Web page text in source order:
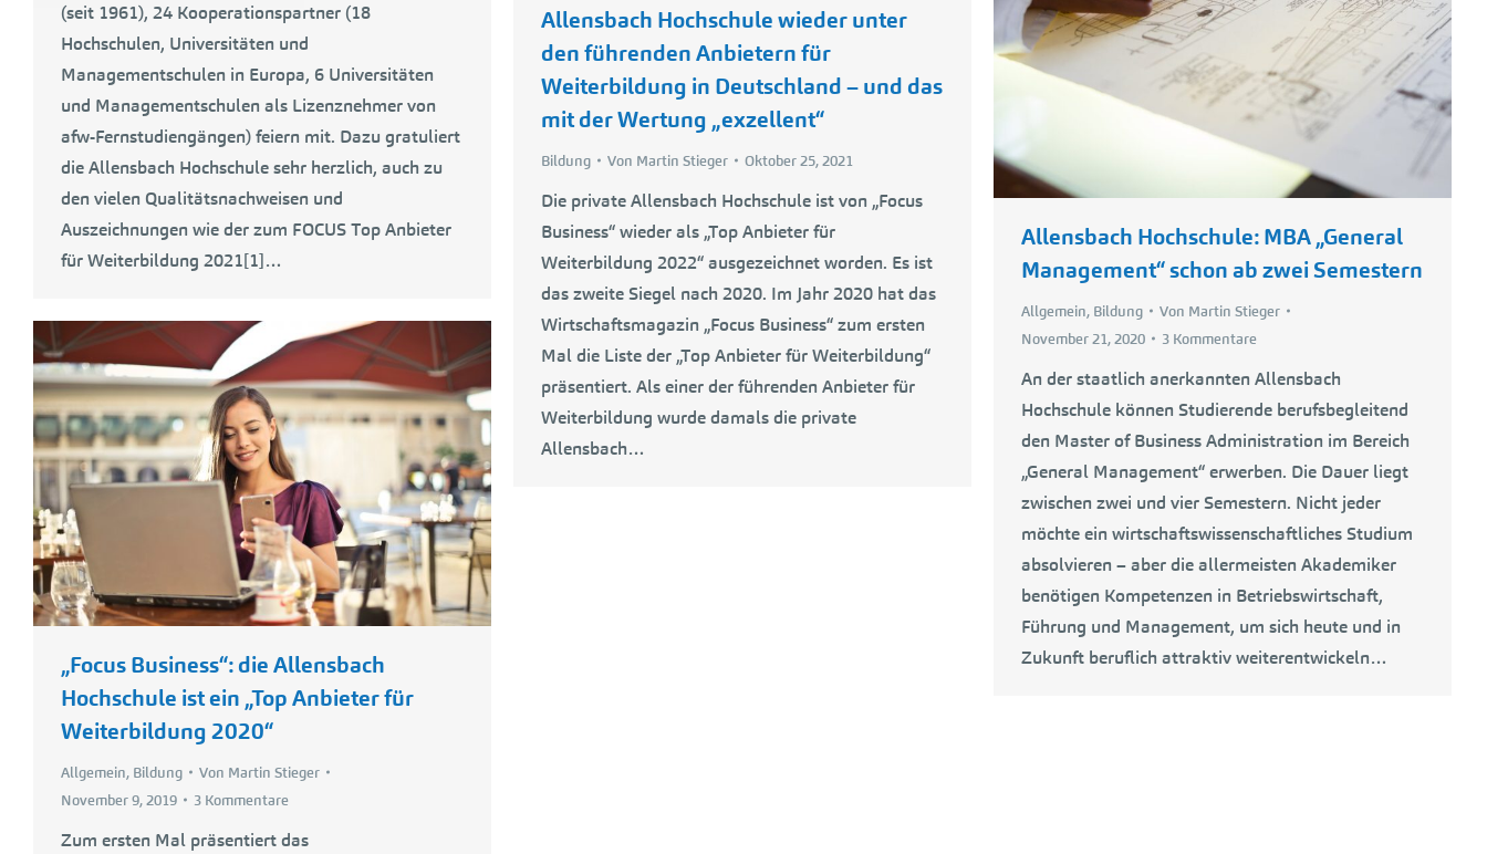
Allensbach Hochschule wieder unter
den führenden Anbietern für
Weiterbildung in Deutschland – und das
mit der Wertung „exzellent“
Bildung Von Martin Stieger Oktober 25, 2021
Die private Allensbach Hochschule ist von „Focus
Business“ wieder als „Top Anbieter für
Weiterbildung 2022“ ausgezeichnet worden. Es ist
das zweite Siegel nach 2020. Im Jahr 2020 hat das
Wirtschaftsmagazin „Focus Business“ zum ersten
Mal die Liste der „Top Anbieter für Weiterbildung“
präsentiert. Als einer der führenden Anbieter für
Weiterbildung wurde damals die private
Allensbach…
(seit 1961), 24 Kooperationspartner (18
Hochschulen, Universitäten und
Managementschulen in Europa, 6 Universitäten
und Managementschulen als Lizenznehmer von
afw-Fernstudiengängen) feiern mit. Dazu gratuliert
die Allensbach Hochschule sehr herzlich, auch zu
den vielen Qualitätsnachweisen und
Auszeichnungen wie der zum FOCUS Top Anbieter
für Weiterbildung 2021[1]…
Allensbach Hochschule: MBA „General
Management“ schon ab zwei Semestern
Allgemein, Bildung Von Martin Stieger
November 21, 2020
3 Kommentare
An der staatlich anerkannten Allensbach
Hochschule können Studierende berufsbegleitend
den Master of Business Administration im Bereich
„General Management“ erwerben. Die Dauer liegt
zwischen zwei und vier Semestern. Nicht jeder
möchte ein wirtschaftswissenschaftliches Studium
absolvieren – aber die allermeisten Akademiker
benötigen Kompetenzen in Betriebswirtschaft,
Führung und Management, um sich heute und in
Zukunft beruflich attraktiv weiterentwickeln…
„Focus Business“: die Allensbach
Hochschule ist ein „Top Anbieter für
Weiterbildung 2020“
Allgemein, Bildung Von Martin Stieger
November 9, 2019
3 Kommentare
Zum ersten Mal präsentiert das